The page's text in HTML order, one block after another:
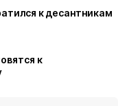
к десантникам
к